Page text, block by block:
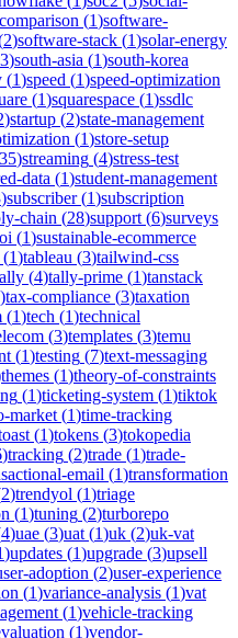
(1)software-
2)software-stack (1)solar-energy
3)south-asia (1)south-korea
(1)speed (1)speed-optimization
(1)squarespace (1)ssdlc
)startup (2)state-management
(1)store-setup
35)streaming (4)stress-test
data (1)student-management
)subscriber(1)subscription
chain (28)support (6)surveys
(1)sustainable-ecommerce
(1)tableau (3)tailwind-css
(4)tally-prime (1)tanstack
)tax-compliance (3)taxation
(1)tech (1)technical
(3)templates (3)temu
(1)testing (7)text-messaging
themes (1)theory-of-constraints
(1)ticketing-system (1)tiktok
market (1)time-tracking
(1)tokens (3)tokopedia
)tracking (2)trade (1)trade-
email (1)transformation
2)trendyol (1)triage
(1)tuning (2)turborepo
4)uae (3)uat (1)uk (2)uk-vat
)updates (1)upgrade (3)upsell
adoption (2)user-experience
(1)variance-analysis (1)vat
(1)vehicle-tracking
(1)vendor-